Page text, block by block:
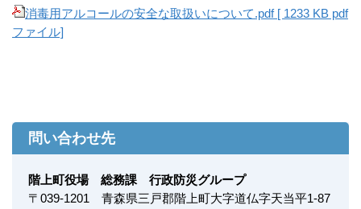
消毒用アルコールの安全な取扱いについて.pdf [ 1233 KB pdf
ファイル]
問い合わせ先
階上町役場 総務課 行政防災グループ
〒 039-1201
青森県三戸郡階上町大字道仏字天当平1-87